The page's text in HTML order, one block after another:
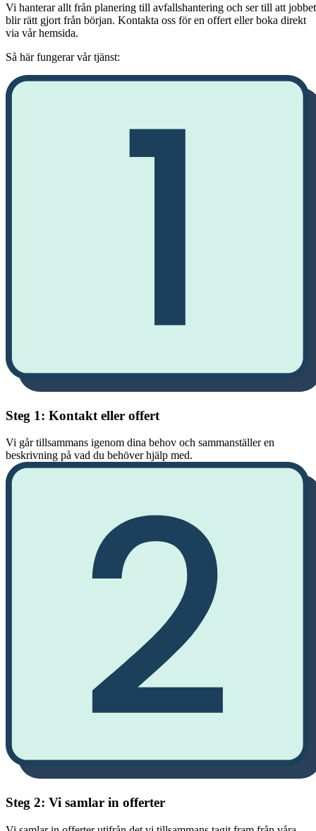
Vi hanterar allt från planering till avfallshantering och ser till att jobbet
blir rätt gjort från början. Kontakta oss för en offert eller boka direkt
via vår hemsida.
Så här fungerar vår tjänst:
Steg 1: Kontakt eller offert
Vi går tillsammans igenom dina behov och sammanställer en
beskrivning på vad du behöver hjälp med.
Steg 2: Vi samlar in offerter